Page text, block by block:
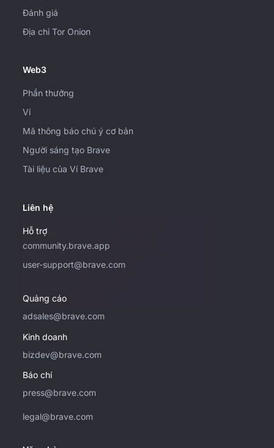
Đánh giá
Địa chỉ Tor Onion
Web3
Phần thưởng
Ví
Mã thông báo chú ý cơ bản
Người sáng tạo Brave
Tài liệu của Ví Brave
Liên hệ
Hỗ trợ
community.brave.app
user-support@brave.com
Quảng cáo
adsales@brave.com
Vui lòng chỉ sử dụng địa chỉ email này nếu
bạn muốn mua quảng cáo với Brave. Để
được hỗ trợ, vui lòng truy cập
Kinh doanh
bizdev@brave.com
Báo chí
press@brave.com
legal@brave.com